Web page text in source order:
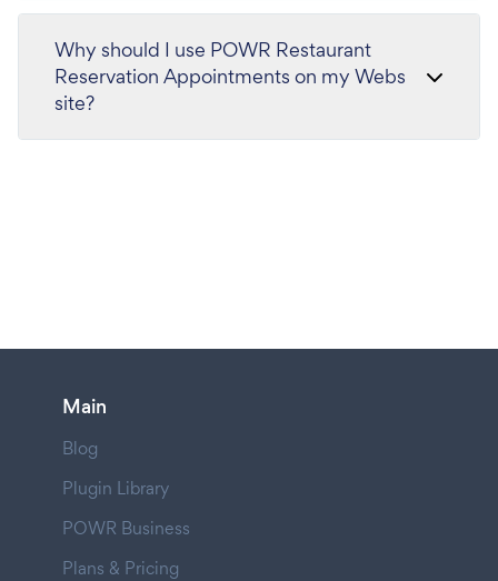
Why should I use POWR Restaurant
Reservation Appointments on my Webs
site?
Main
Blog
Plugin Library
POWR Business
Plans & Pricing